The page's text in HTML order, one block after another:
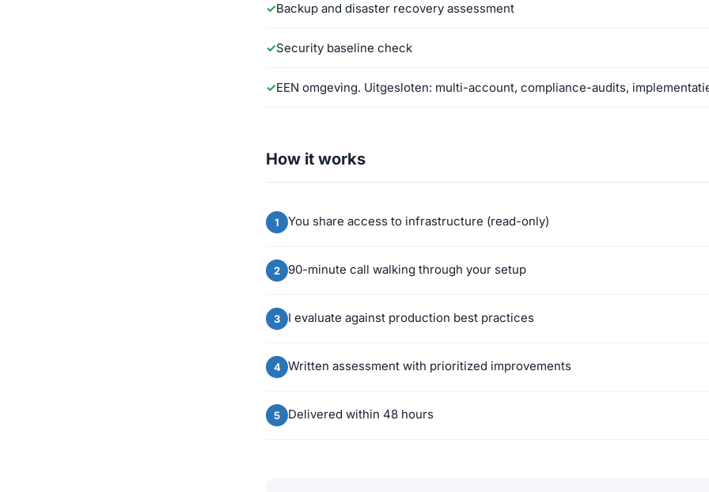
Backup and disaster recovery assessment
Security baseline check
EEN omgeving. Uitgesloten: multi-account, compliance-audits,
How it works
You share access to infrastructure (read-only)
90-minute call walking through your setup
I evaluate against production best practices
Written assessment with prioritized improvements
Delivered within 48 hours